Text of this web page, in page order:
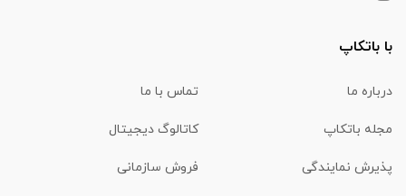
با باتکاپ
درباره ما تماس با ما
مجله باتکاپ کاتالوگ دیجیتال
پذیرش نمایندگی فروش سازمانی